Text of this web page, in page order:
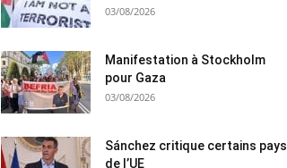
03/08/2026
Manifestation à Stockholm
pour Gaza
03/08/2026
Sánchez critique certains pays
de l’UE